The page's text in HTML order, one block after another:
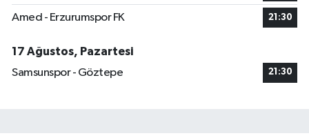
Amed - Erzurumspor FK 21:30
17 Ağustos, Pazartesi
Samsunspor - Göztepe
21:30